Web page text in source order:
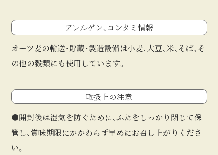
アレルゲン、 コンタミ情報
オーツ麦の輸送・貯蔵・製造設備は⼩⻨、⼤⾖、米、そば、そ
の他の穀類にも使⽤しています。
取扱上の注意
●開封後は湿気を防ぐために、ふたをしっかり閉じて保
管し、賞味期限にかかわらず早めにお召し上がりくださ
い。